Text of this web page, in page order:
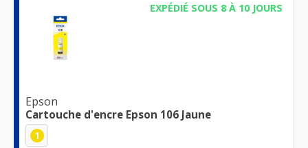
EXPÉDIÉ SOUS 8 À 10 JOURS
Epson
Cartouche d'encre Epson 106 Jaune
1